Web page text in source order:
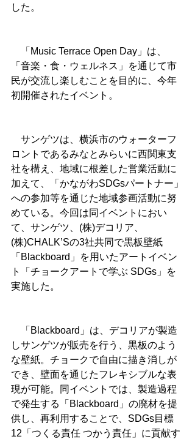
した。
「Music Terrace Open Day」は、
「音楽・食・ウェルネス」を通じて市
民が交流し楽しむことを目的に、今年
初開催されたイベント。
サンゲツは、横浜市のウォーターフ
ロントであるみなとみらいに西関東支
社を構え、地域に根差した営業活動に
加えて、「かながわSDGsパートナー」
への参加等を通じた地域参画活動に努
めている。今回は同イベントにおい
て、サンゲツ、(株)デコリア、
(株)CHALK’Sの3社共同で黒板壁紙
「Blackboard」を用いたアートイベン
ト「チョークアートで学ぶ SDGs」を
実施した。
「Blackboard」は、デコリアが製造
しサンゲツが販売を行う、黒板のよう
な壁紙。チョークで自由に描き消しが
でき、壁面を通じたフレキシブルな表
現が可能。同イベントでは、製造過程
で発生する「Blackboard」の廃材を提
供し、再利用することで、SDGs目標
12「つくる責任 つかう責任」に貢献す